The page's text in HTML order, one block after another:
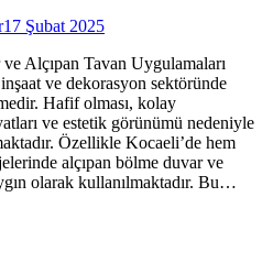
17 Şubat 2025
Alçıpan Tavan Uygulamaları
ve dekorasyon sektöründe
Hafif olması, kolay
ve estetik görünümü nedeniyle
Özellikle Kocaeli’de hem
alçıpan bölme duvar ve
olarak kullanılmaktadır. Bu…